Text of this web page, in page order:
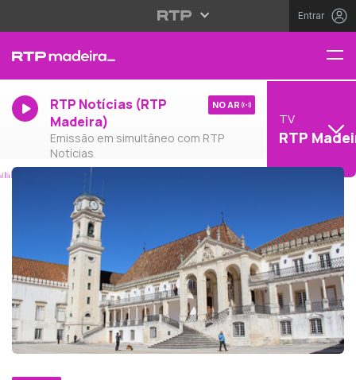
Entrar
RTP Notícias (RTP
Madeira)
Emissão em simultâneo com RTP
Notícias
NO AR
TV
RTP